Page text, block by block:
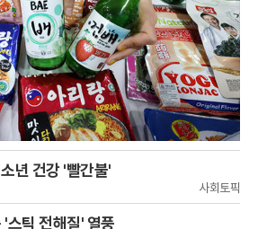
년 건강 '빨간불'
사회토픽
스틱 전해질' 열풍